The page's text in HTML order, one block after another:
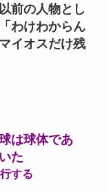
前の人物とし
わけわからん
イオスだけ残
は球体であ
た
する